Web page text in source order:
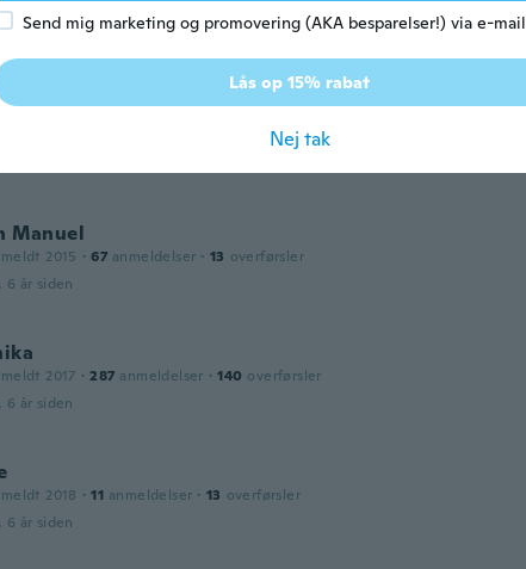
6 år siden
2017 · 3 anmeldelser
wieder gerne
år siden
Manuel
2015 · 67 anmeldelser · 13 overførsler
6 år siden
2017 · 287 anmeldelser · 140 overførsler
6 år siden
2018 · 11 anmeldelser · 13 overførsler
6 år siden
Send mig marketing og promovering (AKA besparelser!) via e-mail
Lås op 15% rabat
Nej tak